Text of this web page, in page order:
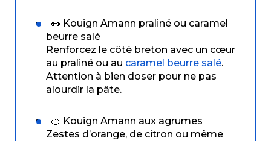
🥜 Kouign Amann praliné ou caramel
beurre salé
Renforcez le côté breton avec un cœur
au praliné ou au caramel beurre salé.
Attention à bien doser pour ne pas
alourdir la pâte.
🍊 Kouign Amann aux agrumes
Zestes d’orange, de citron ou même